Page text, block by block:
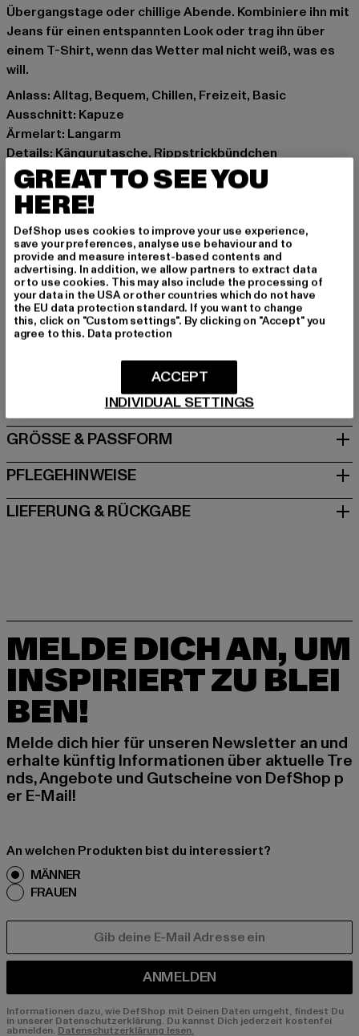
Übergangstage oder chillige Abende. Kombiniere ihn mit
Jeans für einen entspannten Look oder trag ihn über
einem T-Shirt, wenn das Wetter mal nicht weiß, was es
will.
Anlass: Alltag, Bequem, Chillen, Freizeit, Basic
Ausschnitt: Kapuze
Ärmelart: Langarm
Details: Kängurutasche, Rippstrickbündchen
Schnitt: Normal
Marke: Urban Classics
Kat.: Hoodies
Farbe: rot
Hersteller Farbe: lightrust
Materialzusammensetzung: 70% Baumwolle, 30%
Polyester
Art.Nr: TB6660-17535
Hersteller: TB International GmbH |
Dr.-Robert-Murjahn-Straße 7 | 64372 Ober-Ramstadt |
GRÖSSE & PASSFORM
PFLEGEHINWEISE
LIEFERUNG & RÜCKGABE
MELDE DICH AN, UM
INSPIRIERT ZU BLEI
BEN!
Melde dich hier für unseren Newsletter an und
erhalte künftig Informationen über aktuelle Tre
nds, Angebote und Gutscheine von DefShop p
er E-Mail!
An welchen Produkten bist du interessiert?
MÄNNER
FRAUEN
ANMELDEN
Informationen dazu, wie DefShop mit Deinen Daten umgeht, findest Du
in unserer Datenschutzerklärung. Du kannst Dich jederzeit kostenfei
abmelden. Datenschutzerklärung lesen.
GREAT TO SEE YOU
HERE!
DefShop uses cookies to improve your use experience,
save your preferences, analyse use behaviour and to
provide and measure interest-based contents and
advertising. In addition, we allow partners to extract data
or to use cookies. This may also include the processing of
your data in the USA or other countries which do not have
the EU data protection standard. If you want to change
this, click on "Custom settings". By clicking on "Accept" you
agree to this. Data protection
INDIVIDUAL SETTINGS
ACCEPT